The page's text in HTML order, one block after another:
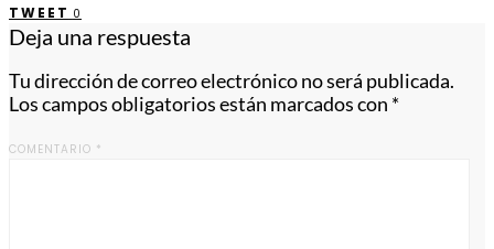
TWEET 0
Deja una respuesta
Tu dirección de correo electrónico no será publicada.
Los campos obligatorios están marcados con *
COMENTARIO *